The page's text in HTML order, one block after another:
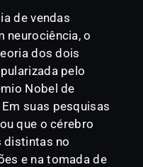
de vendas
neurociência, o
dos dois
pelo
Nobel de
suas pesquisas
que o cérebro
distintas no
e na tomada de